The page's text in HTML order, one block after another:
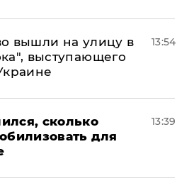
вышли на улицу в
выступающего
13:54
сколько
для
13:39